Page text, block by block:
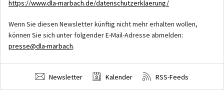
https://www.dla-marbach.de/datenschutzerklaerung/
Wenn Sie diesen Newsletter künftig nicht mehr erhalten wollen,
können Sie sich unter folgender E-Mail-Adresse abmelden:
presse@dla-marbach.
Newsletter Kalender RSS-Feeds